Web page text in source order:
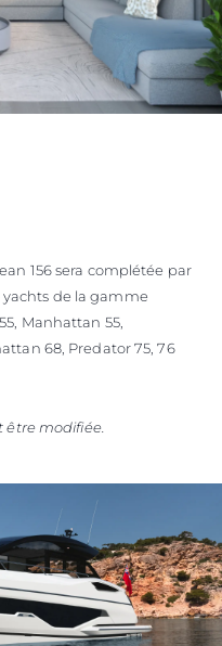
156 sera complétée par
de la gamme
Manhattan 55,
68, Predator 75, 76
être modifiée.